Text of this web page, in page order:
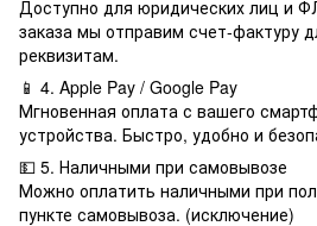
Доступно для юридических лиц и
заказа мы отправим счет-фактуру
реквизитам.
📱 4. Apple Pay / Google Pay
Мгновенная оплата с вашего
устройства. Быстро, удобно и
💵 5. Наличными при самовывозе
Можно оплатить наличными при
пункте самовывоза. (исключение)